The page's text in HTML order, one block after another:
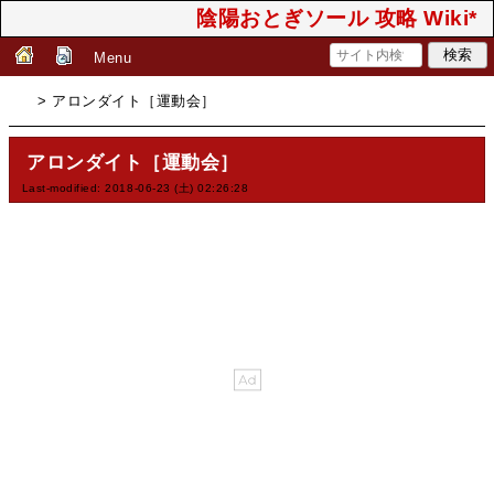
陰陽おとぎソール 攻略 Wiki*
Menu
> アロンダイト［運動会］
アロンダイト［運動会］
Last-modified: 2018-06-23 (土) 02:26:28